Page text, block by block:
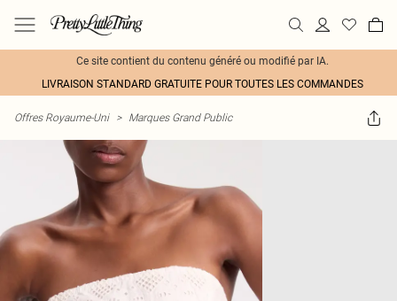
Ce site contient du contenu généré ou modifié par IA.
LIVRAISON STANDARD GRATUITE POUR TOUTES LES COMMANDES
Offres Royaume-Uni > Marques Grand Public